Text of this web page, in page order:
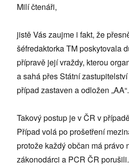
Milí čtenáři,
jistě Vás zaujme i fakt, že
šéfredaktorka TM poskytovala
přípravě její vraždy, kterou
a sahá přes Státní
případ zastaven a odložen „AA“.
Takový postup je v ČR v
Případ volá po prošetření
protože každý občan má právo
zákonodárci a PCR ČR porušili.